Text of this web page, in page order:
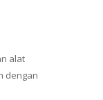
alat
dengan